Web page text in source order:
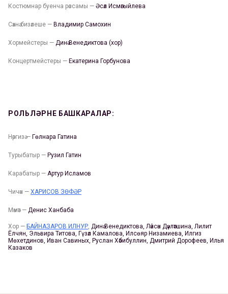
Костюмнар буенча рәссамы — Әсәл Исмәгыйлева
Сәхнә бизәлеше — Владимир Самохин
Хормейстеры — Динә Венедиктова (хор)
Концертмейстеры — Екатерина Горбунова
РОЛЬЛӘРНЕ БАШКАРАЛАР:
Нәргизә — Гөлнара Гатина
Турыбатыр — Рузил Гатин
Карабатыр — Артур Исламов
Чичән — ХАРИСОВ ЗӨФӘР
Мәмәт — Денис Ханбаба
Хор — БАЙНАЗАРОВ ИЛНУР, Динә Венедиктова, Ләйсән Дәүләтшина, Лилит
Ёлчян, Эльвира Титова, Гүзәл Камалова, Илсөяр Низамиева, Илгиз
Мөхетдинов, Иван Савиных, Руслан Хәбибуллин, Дмитрий Дорофеев, Илья
Казаков